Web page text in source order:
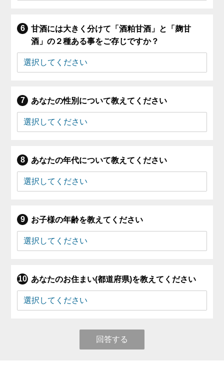
甘酒には大きく分けて「酒粕甘酒」と「麹甘
酒」の２種ある事をご存じですか？
あなたの性別について教えてください
あなたの年代について教えてください
お子様の年齢を教えてください
あなたのお住まい(都道府県)を教えてください
回答する